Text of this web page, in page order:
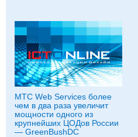
МТС Web Services более
чем в два раза увеличит
мощности одного из
крупнейших ЦОДов России
— GreenBushDC